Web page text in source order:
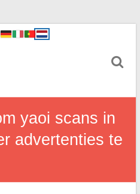
yaoi scans in
advertenties te